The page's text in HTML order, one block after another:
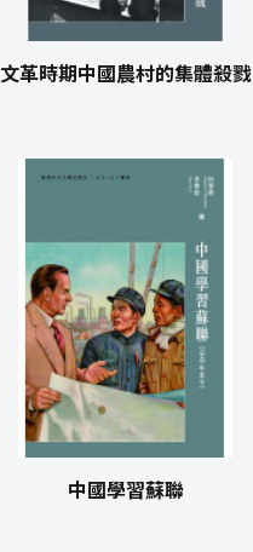
文革時期中國農村的集體殺戮
中國學習蘇聯